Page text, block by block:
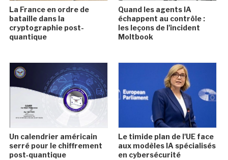
La France en ordre de
bataille dans la
cryptographie post-
quantique
Quand les agents IA
échappent au contrôle :
les leçons de l'incident
Moltbook
Un calendrier américain
serré pour le chiffrement
post‑quantique
Le timide plan de l'UE face
aux modèles IA spécialisés
en cybersécurité